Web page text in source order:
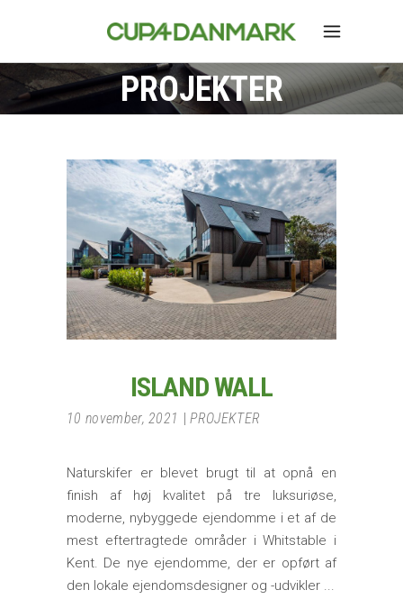
PROJEKTER
ISLAND WALL
10 november, 2021 PROJEKTER
Naturskifer er blevet brugt til at opnå en
finish af høj kvalitet på tre luksuriøse,
moderne, nybyggede ejendomme i et af de
mest eftertragtede områder i Whitstable i
Kent. De nye ejendomme, der er opført af
den lokale ejendomsdesigner og -udvikler